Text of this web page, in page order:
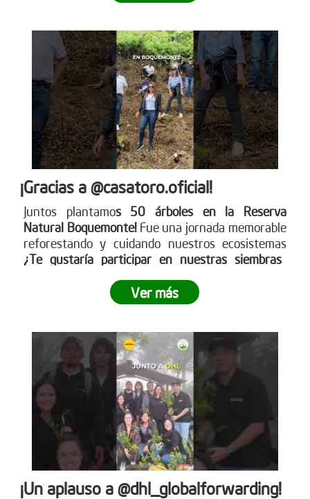
¡Gracias a @casatoro.oficial!
Juntos plantamos 50 árboles en la Reserva
Natural Boquemonte!Fue una jornada memorable
reforestando y cuidando nuestros ecosistemas
¿Te gustaría participar en nuestras siembras
¡Unámonos por un futuro más verde!
Ver más
¡Un aplauso a @dhl_globalforwarding!